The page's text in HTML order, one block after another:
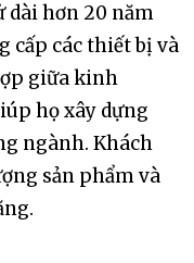
dài hơn 20 năm
cấp các thiết bị và
giữa kinh
họ xây dựng
ngành. Khách
sản phẩm và